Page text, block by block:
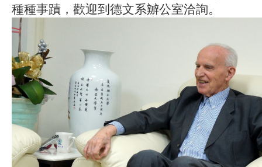
種種事蹟，歡迎到德文系辧公室洽詢。